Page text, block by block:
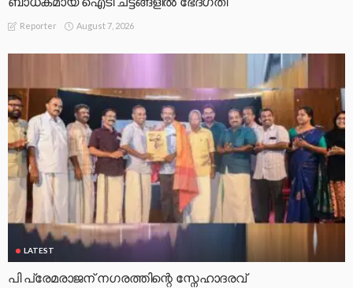
Reporter August 7, 2026
LATEST
പി പ്രേമരാജന് നഗരത്തിന്റെ സ്നേഹാദരവ്